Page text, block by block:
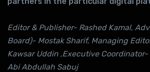
Editor & Publisher- Rashed Kamal,
Board)- Mostak Sharif, Managing
Kawsar Uddin ,Executive Coordinator-
Abi Abdullah Sabuj